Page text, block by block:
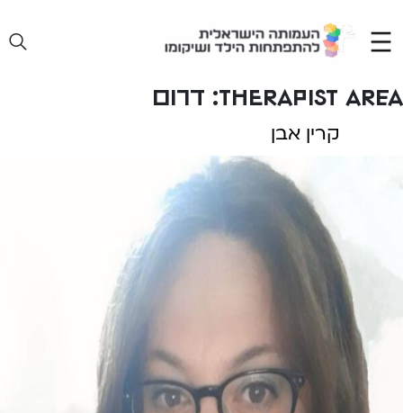
content
Therapist Area: דרום
קרין אבן